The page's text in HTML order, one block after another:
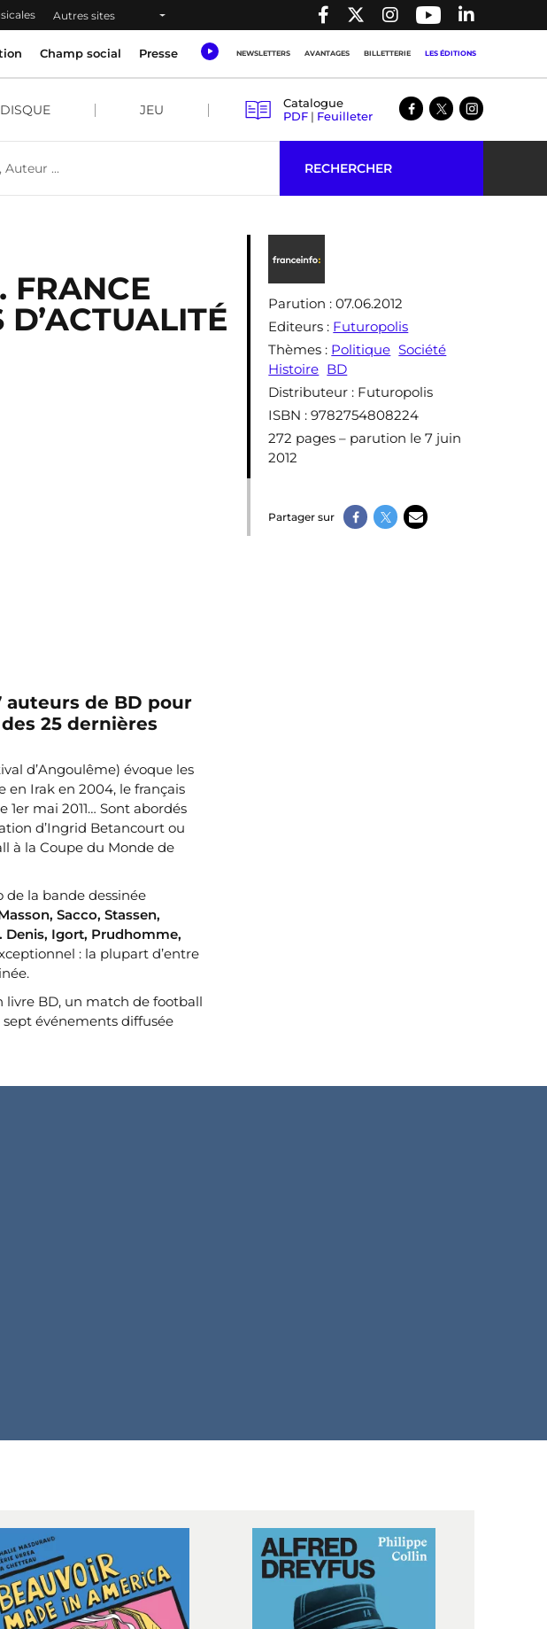
Autres sites
Champ social Presse NEWSLETTERS AVANTAGES BILLETTERIE LES ÉDITIONS
DISQUE JEU
Catalogue
PDF | Feuilleter
RECHERCHER
FRANCE
Parution : 07.06.2012
Editeurs : Futuropolis
Thèmes : Politique Société
Histoire BD
Distributeur : Futuropolis
ISBN : 9782754808224
272 pages – parution le 7 juin
2012
Partager sur
auteurs de BD pour
25 dernières
d’Angoulême) évoque les
en Irak en 2004, le français
mai 2011… Sont abordés
d’Ingrid Betancourt ou
à la Coupe du Monde de
de la bande dessinée
Sacco, Stassen,
Denis, Igort, Prudhomme,
: la plupart d’entre
livre BD, un match de football
sept événements diffusée